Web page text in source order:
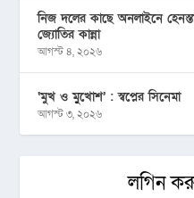
নিজ দলের কাছে অনলাইনে
জ্যোতির কান্না
আগস্ট ৪, ২০২৬
‘মুখ ও মু্খোশ’ : স্বপ্নের সিনেমা
আগস্ট ৩, ২০২৬
লগিন